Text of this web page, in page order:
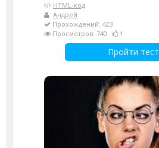
HTML-код
Андрей
Прохождений: 423
Просмотров: 740
1
Пройти тест